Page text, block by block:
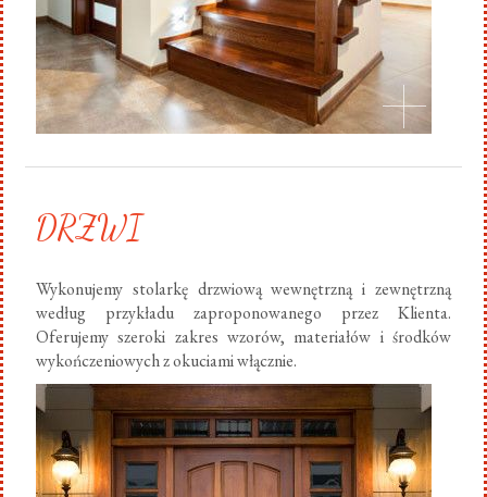
DRZWI
Wykonujemy stolarkę drzwiową wewnętrzną i zewnętrzną
według przykładu zaproponowanego przez Klienta.
Oferujemy szeroki zakres wzorów, materiałów i środków
wykończeniowych z okuciami włącznie.